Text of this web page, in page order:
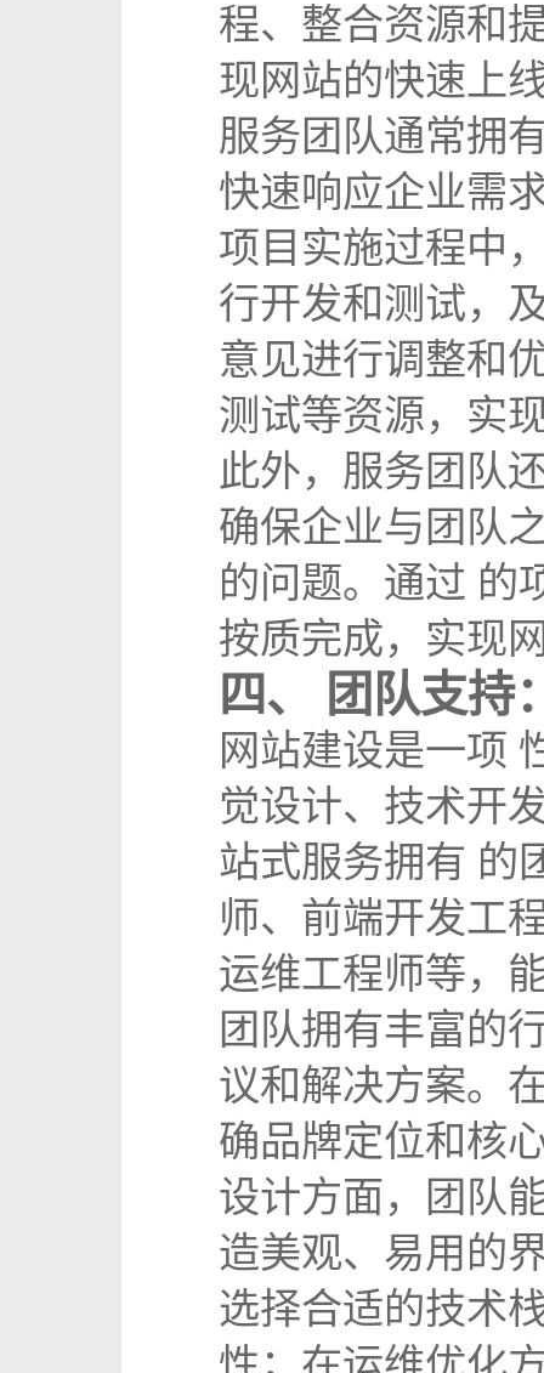
程、整合资源和
现网站的快速上
服务团队通常拥
快速响应企业需
项目实施过程中
行开发和测试，
意见进行调整和
测试等资源，实
此外，服务团队
确保企业与团队
的问题。通过 的
按质完成，实现
四、 团队支持
网站建设是一项
觉设计、技术开
站式服务拥有 的
师、前端开发工
运维工程师等，
团队拥有丰富的
议和解决方案。
确品牌定位和核
设计方面，团队
造美观、易用的
选择合适的技术